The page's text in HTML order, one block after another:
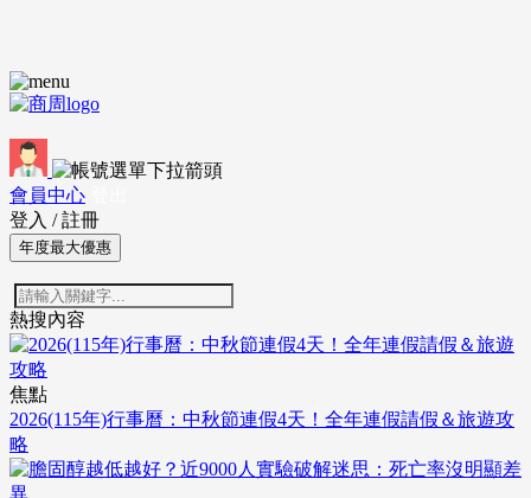
會員中心
登入 / 註冊
年度最大優惠
熱搜內容
焦點
2026(115年)行事曆：中秋節連假4天！全年連假請假＆旅遊攻
略